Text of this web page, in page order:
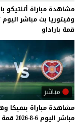
مشاهدة مباراة أتلتيكو
وفيتوريا بث مباشر اليوم
قمة باراداو
مباشر
مشاهدة مباراة بنفيكا
مباشر اليوم 6-8-2026 قمة